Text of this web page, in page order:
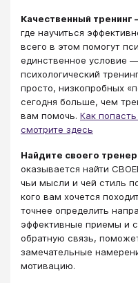
Качественный
где научиться
всего в этом помогут
единственное условие
психологический
просто, низкопробных
сегодня больше, чем
вам помочь. Как
смотрите здесь
Найдите своего
оказывается найти
чьи мысли и чей стиль
кого вам хочется
точнее определить
эффективные приемы и
обратную связь,
замечательные
мотивацию.